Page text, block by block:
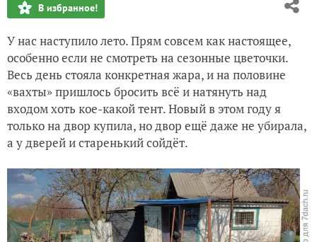
Плюс парник, минус апрель
День лопаты и цветов
Всё во имя красоты
Кодовое имя «Рай», или Расскажите про покупки
В избранное!
У нас наступило лето. Прям совсем как настоящее,
особенно если не смотреть на сезонные цветочки.
Весь день стояла конкретная жара, и на половине
«вахты» пришлось бросить всё и натянуть над
входом хоть кое-какой тент. Новый в этом году я
только на двор купила, но двор ещё даже не убирала,
а у дверей и старенький сойдёт.